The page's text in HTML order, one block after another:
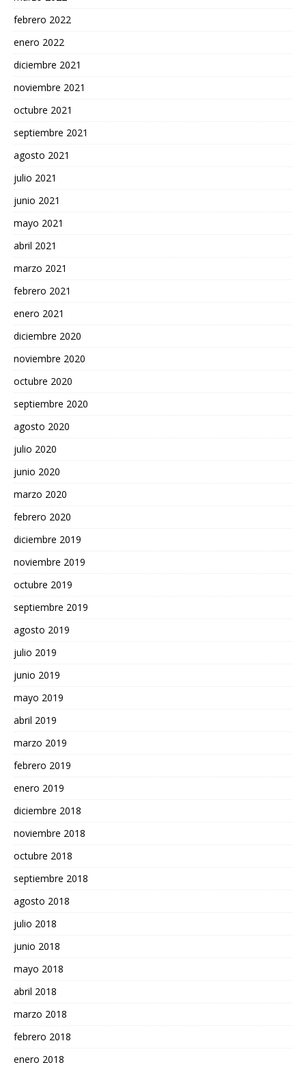
febrero 2022
enero 2022
diciembre 2021
noviembre 2021
octubre 2021
septiembre 2021
agosto 2021
julio 2021
junio 2021
mayo 2021
abril 2021
marzo 2021
febrero 2021
enero 2021
diciembre 2020
noviembre 2020
octubre 2020
septiembre 2020
agosto 2020
julio 2020
junio 2020
marzo 2020
febrero 2020
diciembre 2019
noviembre 2019
octubre 2019
septiembre 2019
agosto 2019
julio 2019
junio 2019
mayo 2019
abril 2019
marzo 2019
febrero 2019
enero 2019
diciembre 2018
noviembre 2018
octubre 2018
septiembre 2018
agosto 2018
julio 2018
junio 2018
mayo 2018
abril 2018
marzo 2018
febrero 2018
enero 2018